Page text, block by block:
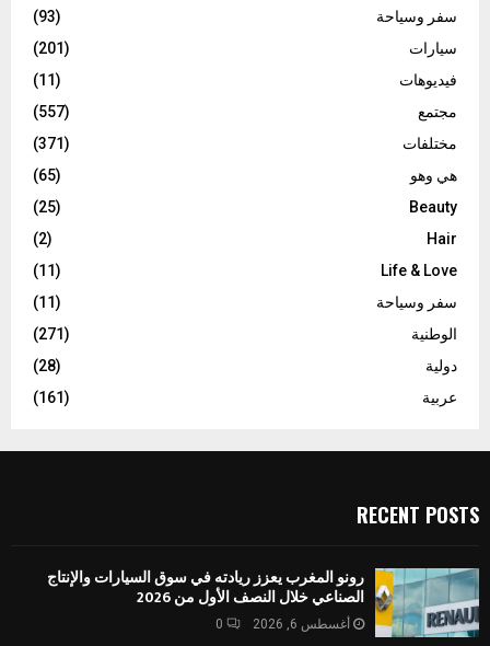
سفر وسياحة
(93)
سيارات
(201)
فيديوهات
(11)
مجتمع
(557)
مختلفات
(371)
هي وهو
(65)
Beauty
(25)
Hair
(2)
Life & Love
(11)
سفر وسياحة
(11)
الوطنية
(271)
دولية
(28)
عربية
(161)
RECENT POSTS
رونو المغرب يعزز ريادته في سوق السيارات والإنتاج
الصناعي خلال النصف الأول من 2026
أغسطس 6, 2026 0